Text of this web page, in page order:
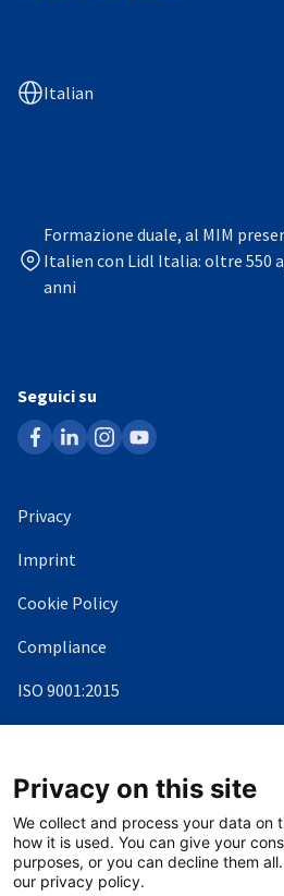
Italian
Formazione duale, al MIM
Italien con Lidl Italia: oltre 550
anni
Seguici su
facebook
linkedininstagram
youtube
Privacy
Imprint
Cookie Policy
Compliance
ISO 9001:2015
UNI/PdR 125:2022
©Copyright - 2026 AHK
Privacy on this site
We collect and process your data on
how it is used. You can give your
purposes, or you can decline them
our privacy policy.